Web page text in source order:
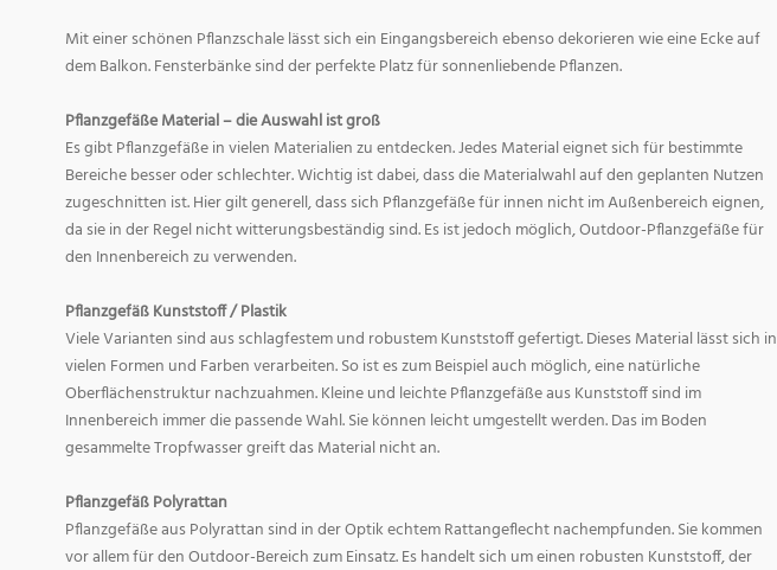
Mit einer schönen Pflanzschale lässt sich ein Eingangsbereich ebenso dekorieren wie eine Ecke auf
dem Balkon. Fensterbänke sind der perfekte Platz für sonnenliebende Pflanzen.
Pflanzgefäße Material – die Auswahl ist groß
Es gibt Pflanzgefäße in vielen Materialien zu entdecken. Jedes Material eignet sich für bestimmte
Bereiche besser oder schlechter. Wichtig ist dabei, dass die Materialwahl auf den geplanten Nutzen
zugeschnitten ist. Hier gilt generell, dass sich Pflanzgefäße für innen nicht im Außenbereich eignen,
da sie in der Regel nicht witterungsbeständig sind. Es ist jedoch möglich, Outdoor-Pflanzgefäße für
den Innenbereich zu verwenden.
Pflanzgefäß Kunststoff / Plastik
Viele Varianten sind aus schlagfestem und robustem Kunststoff gefertigt. Dieses Material lässt sich in
vielen Formen und Farben verarbeiten. So ist es zum Beispiel auch möglich, eine natürliche
Oberflächenstruktur nachzuahmen. Kleine und leichte Pflanzgefäße aus Kunststoff sind im
Innenbereich immer die passende Wahl. Sie können leicht umgestellt werden. Das im Boden
gesammelte Tropfwasser greift das Material nicht an.
Pflanzgefäß Polyrattan
Pflanzgefäße aus Polyrattan sind in der Optik echtem Rattangeflecht nachempfunden. Sie kommen
vor allem für den Outdoor-Bereich zum Einsatz. Es handelt sich um einen robusten Kunststoff, der